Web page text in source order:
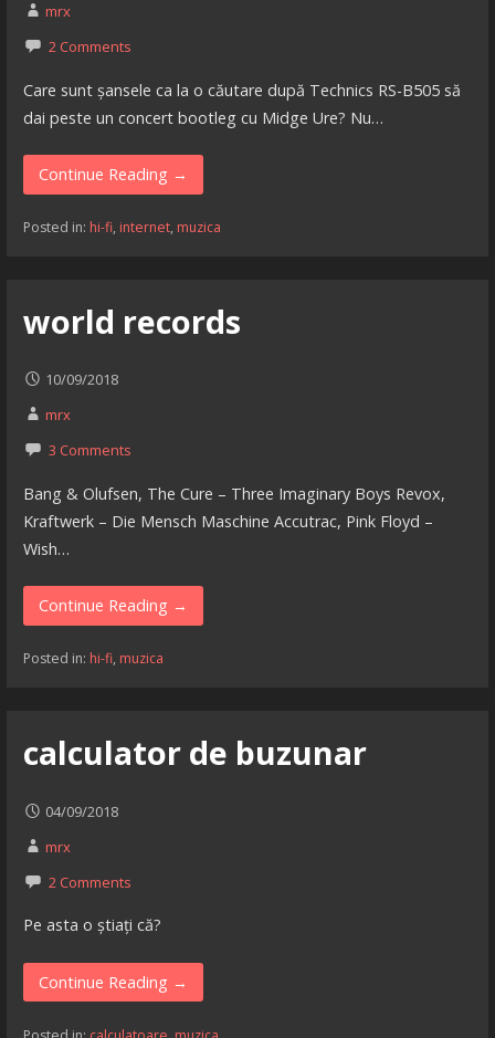
mrx
2 Comments
Care sunt șansele ca la o căutare după Technics RS-B505 să
dai peste un concert bootleg cu Midge Ure? Nu…
Continue Reading →
Posted in: hi-fi, internet, muzica
world records
10/09/2018
mrx
3 Comments
Bang & Olufsen, The Cure – Three Imaginary Boys Revox,
Kraftwerk – Die Mensch Maschine Accutrac, Pink Floyd –
Wish…
Continue Reading →
Posted in: hi-fi, muzica
calculator de buzunar
04/09/2018
mrx
2 Comments
Pe asta o știați că?
Continue Reading →